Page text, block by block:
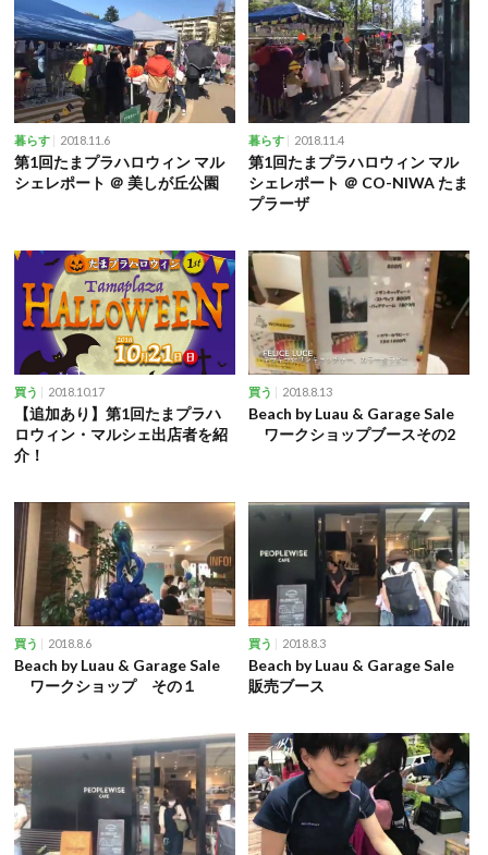
暮らす 2018.11.6
第1回たまプラハロウィン マル
シェレポート ＠ 美しが丘公園
暮らす 2018.11.4
第1回たまプラハロウィン マル
シェレポート ＠ CO-NIWA たま
プラーザ
買う 2018.10.17
【追加あり】第1回たまプラハ
ロウィン・マルシェ出店者を紹
介！
買う 2018.8.13
Beach by Luau & Garage Sale
ワークショップブースその2
買う 2018.8.6
Beach by Luau & Garage Sale
ワークショップ その１
買う 2018.8.3
Beach by Luau & Garage Sale
販売ブース